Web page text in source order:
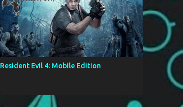
Resident Evil 4: Mobile Edition